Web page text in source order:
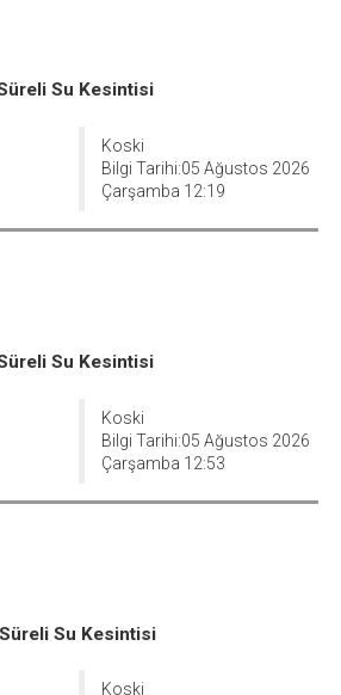
Su Kesintisi
Koski
Bilgi Tarihi:05 Ağustos 2026
Çarşamba 12:19
Su Kesintisi
Koski
Bilgi Tarihi:05 Ağustos 2026
Çarşamba 12:53
Su Kesintisi
Koski